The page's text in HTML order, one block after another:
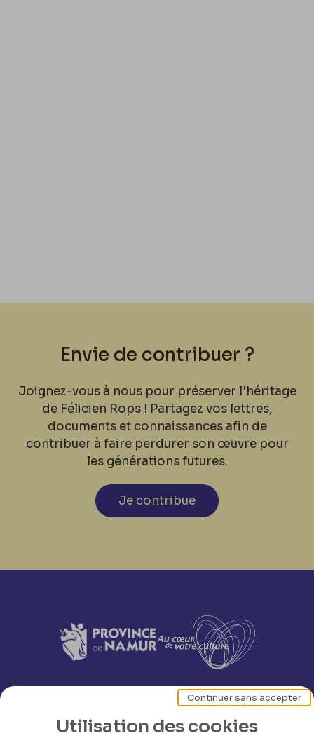
Envie de contribuer ?
Joignez-vous à nous pour préserver l'héritage
de Félicien Rops ! Partagez vos lettres,
documents et connaissances afin de
contribuer à faire perdurer son œuvre pour
les générations futures.
Je contribue
Utilisation des cookies
Continuer sans accepter